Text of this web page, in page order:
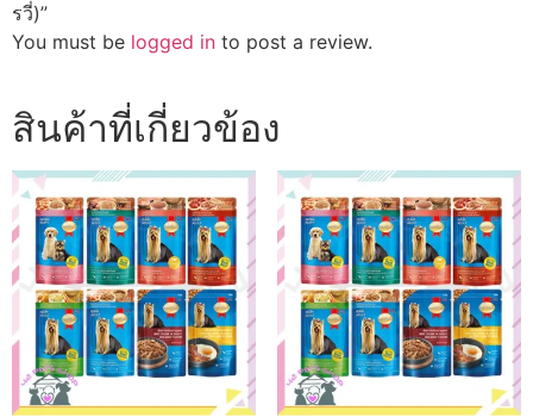
รวี่)”
You must be logged in to post a review.
สินค้าที่เกี่ยวข้อง